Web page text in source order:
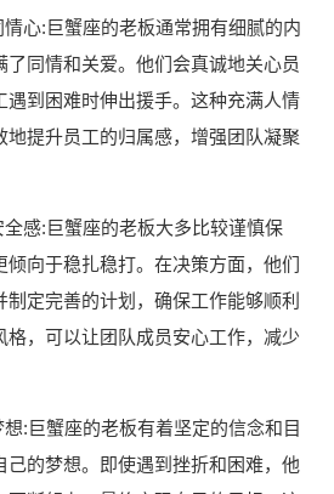
心:巨蟹座的老板通常拥有细腻的内
同情和关爱。他们会真诚地关心员
遇到困难时伸出援手。这种充满人情
地提升员工的归属感，增强团队凝聚
感:巨蟹座的老板大多比较谨慎保
向于稳扎稳打。在决策方面，他们
定完善的计划，确保工作能够顺利
格，可以让团队成员安心工作，减少
:巨蟹座的老板有着坚定的信念和目
己的梦想。即使遇到挫折和困难，他